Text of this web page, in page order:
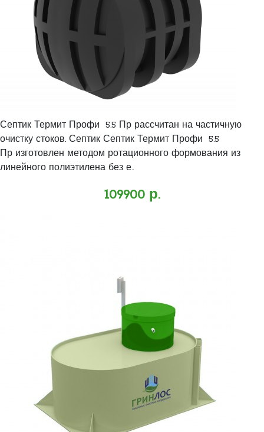
Септик Термит Профи 5.5 Пр рассчитан на частичную
очистку стоков. Септик Септик Термит Профи 5.5
Пр изготовлен методом ротационного формования из
линейного полиэтилена без е..
109900 р.